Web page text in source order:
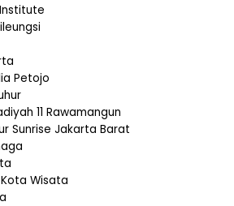
Petojo
11 Rawamangun
Sunrise Jakarta Barat
Kota Wisata